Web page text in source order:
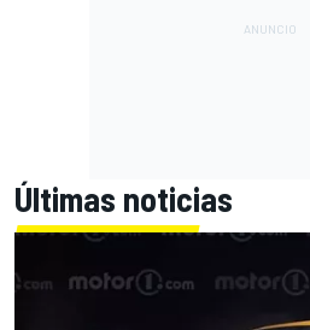
Últimas noticias